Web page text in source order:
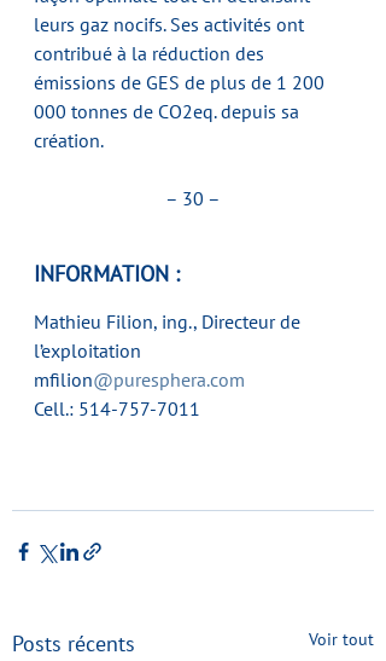
leurs gaz nocifs. Ses activités ont
contribué à la réduction des
émissions de GES de plus de 1 200
000 tonnes de CO2eq. depuis sa
création.
– 30 –
INFORMATION :
Mathieu Filion, ing., Directeur de
l’exploitation
mfilion@puresphera.com
Cell.: 514-757-7011
Posts récents Voir tout